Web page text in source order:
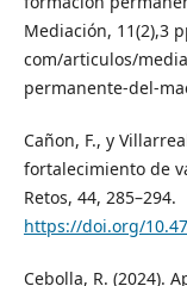
Mediación, 11(2),3
com/articulos/
permanente-del-
Cañon, F., y
fortalecimiento de
Retos, 44, 285–294.
https://doi.org/
Cebolla, R. (2024).